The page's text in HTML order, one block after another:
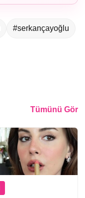
#serkançayoğlu
Tümünü Gör